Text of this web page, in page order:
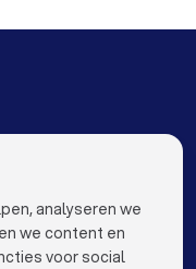
in Ridderkerk
in Amsterdam
in Den Haag
analyseren we
we content en
voor social